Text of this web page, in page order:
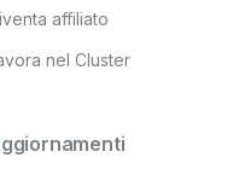
affiliato
nel Cluster